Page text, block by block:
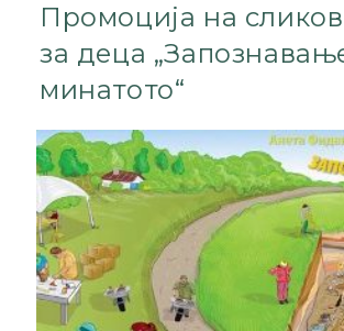
Промоција на
за деца
минатото“